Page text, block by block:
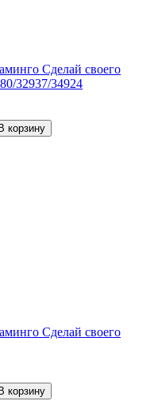
Сделай своего
32937/34924
В корзину
Сделай своего
В корзину